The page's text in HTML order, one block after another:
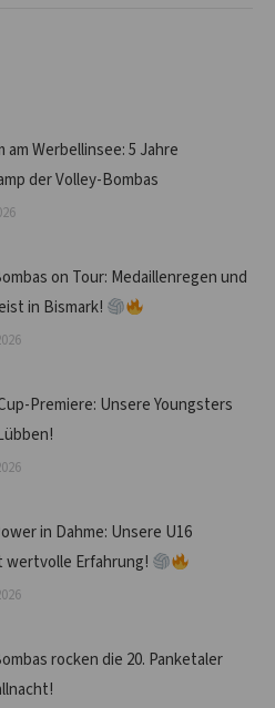
am Werbellinsee: 5 Jahre
der Volley-Bombas
on Tour: Medaillenregen und
in Bismark!
Premiere: Unsere Youngsters
in Dahme: Unsere U16
wertvolle Erfahrung!
rocken die 20. Panketaler